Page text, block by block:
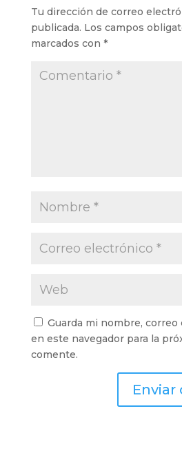
Tu dirección de correo
publicada. Los campos
marcados con *
Guarda mi nombre,
en este navegador para la
comente.